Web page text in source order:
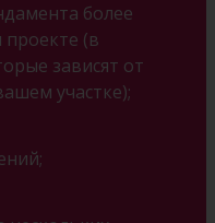
более
(в
зависят от
участке);